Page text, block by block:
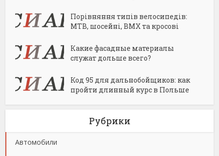
Порівняння типів велосипедів:
MTB, шосейні, BMX та кросові
Какие фасадные материалы
служат дольше всего?
Код 95 для дальнобойщиков: как
пройти длинный курс в Польше
Рубрики
Автомобили